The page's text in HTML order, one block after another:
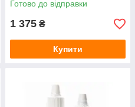
Готово до відправки
1 375 ₴
Купити